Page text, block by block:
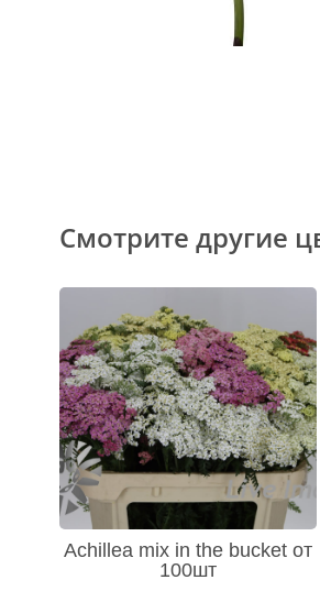
Смотрите другие
Achillea mix in the bucket от
100шт